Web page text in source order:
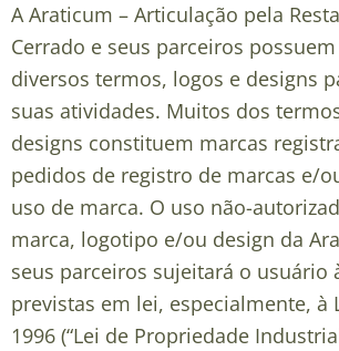
A Araticum – Articulação pela
Cerrado e seus parceiros
diversos termos, logos e designs
suas atividades. Muitos dos
designs constituem marcas
pedidos de registro de marcas e/
uso de marca. O uso não-
marca, logotipo e/ou design da
seus parceiros sujeitará o usuário
previstas em lei, especialmente, à
1996 (“Lei de Propriedade